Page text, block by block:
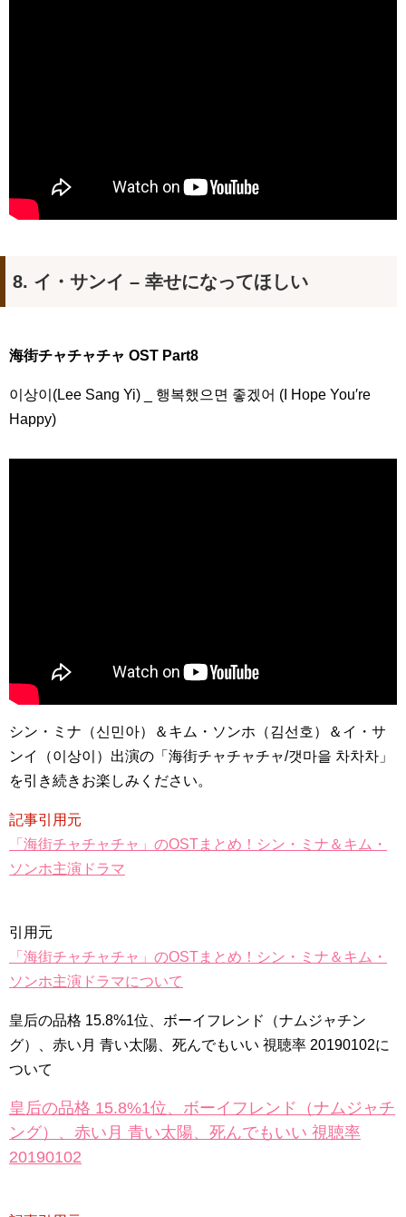
8. イ・サンイ – 幸せになってほしい
海街チャチャチャ OST Part8
이상이(Lee Sang Yi) _ 행복했으면 좋겠어 (I Hope You′re
Happy)
シン・ミナ（신민아）＆キム・ソンホ（김선호）＆イ・サ
ンイ（이상이）出演の「海街チャチャチャ/갯마을 차차차」
を引き続きお楽しみください。
記事引用元
「海街チャチャチャ」のOSTまとめ！シン・ミナ＆キム・
ソンホ主演ドラマ
引用元
「海街チャチャチャ」のOSTまとめ！シン・ミナ＆キム・
ソンホ主演ドラマについて
皇后の品格 15.8%1位、ボーイフレンド（ナムジャチン
グ）、赤い月 青い太陽、死んでもいい 視聴率 20190102に
ついて
皇后の品格 15.8%1位、ボーイフレンド（ナムジャチ
ング）、赤い月 青い太陽、死んでもいい 視聴率
20190102